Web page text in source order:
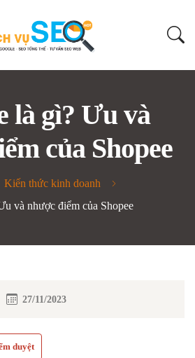
là gì? Ưu và
của Shopee
Kiến thức kinh doanh
và nhược điểm của Shopee
27/11/2023
duyệt